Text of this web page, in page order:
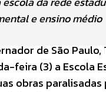
e ensino médio
de São
feira (3) a Escola
obras